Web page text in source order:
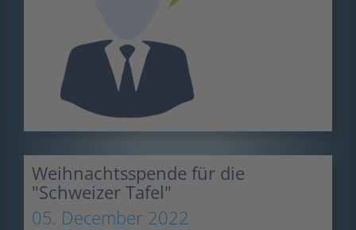
Weihnachtsspende für die
"Schweizer Tafel"
05. December 2022